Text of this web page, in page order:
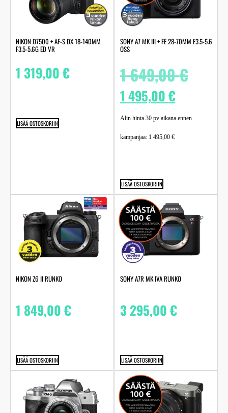
NIKON D7500 + AF-S DX 18-140MM
F3.5-5.6G ED VR
1 319,00€
LISÄÄ OSTOSKORIIN
SONY A7 MK III + FE 28-70MM F3.5-5.6
OSS
1 649,00€
1 495,00€
Alin hinta 30 pv aikana ennen
kampanjaa: 1 495,00 €
LISÄÄ OSTOSKORIIN
NIKON Z6 II RUNKO
1 849,00€
LISÄÄ OSTOSKORIIN
SONY A7R MK IVA RUNKO
3 295,00€
LISÄÄ OSTOSKORIIN